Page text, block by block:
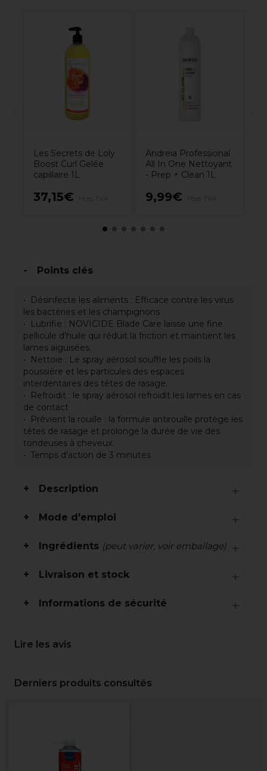
Les Secrets de Loly
Boost Curl Gelée
capillaire 1L
37,15€
Andreia Professional
All In One Nettoyant
- Prep + Clean 1L
9,99€
Points clés
Désinfecte les aliments : Efficace contre les virus
les bactéries et les champignons
Lubrifie : NOVICIDE Blade Care laisse une fine
pellicule d'huile qui réduit la friction et maintient les
lames aiguisées.
Nettoie : Le spray aérosol souffle les poils la
poussière et les particules des espaces
interdentaires des têtes de rasage.
Refroidit : le spray aérosol refroidit les lames en cas
de contact
Prévient la rouille : la formule antirouille protège les
têtes de rasage et prolonge la durée de vie des
tondeuses à cheveux.
Temps d'action de 3 minutes
Description
Mode d'emploi
Ingrédients (peut varier, voir emballage)
Livraison et stock
Informations de sécurité
Lire les avis
Derniers produits consultés